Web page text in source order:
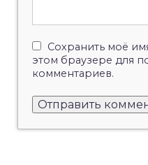
Сохранить моё
этом браузере для
комментариев.